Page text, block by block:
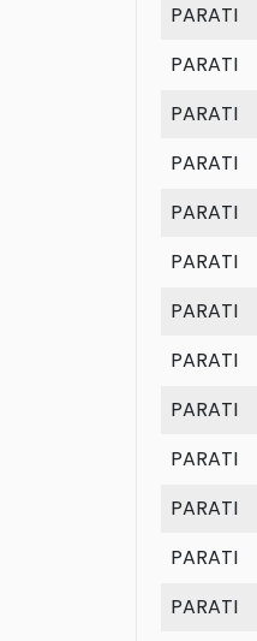
PARATI
PARATI
PARATI
PARATI
PARATI
PARATI
PARATI
PARATI
PARATI
PARATI
PARATI
PARATI
PARATI